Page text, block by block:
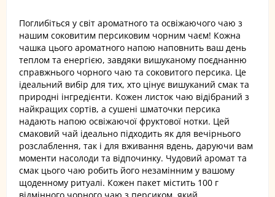
Поглибіться у світ ароматного та освіжаючого чаю з
нашим соковитим персиковим чорним чаєм! Кожна
чашка цього ароматного напою наповнить ваш день
теплом та енергією, завдяки вишуканому поєднанню
справжнього чорного чаю та соковитого персика. Це
ідеальний вибір для тих, хто цінує вишуканий смак та
природні інгредієнти. Кожен листок чаю відібраний з
найкращих сортів, а сушені шматочки персика
надають напою освіжаючої фруктової нотки. Цей
смаковий чай ідеально підходить як для вечірнього
розслаблення, так і для вживання вдень, даруючи вам
моменти насолоди та відпочинку. Чудовий аромат та
смак цього чаю робить його незамінним у вашому
щоденному ритуалі. Кожен пакет містить 100 г